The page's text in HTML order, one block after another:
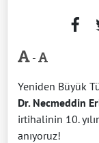
-
Yeniden Büyük
Dr. Necmeddin
irtihalinin 10.
anıyoruz!